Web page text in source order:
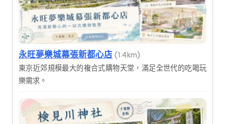
永旺夢樂城幕張新都心店 (1.4km)
東京近郊規模最大的複合式購物天堂，滿足全世代的吃喝玩
樂需求。